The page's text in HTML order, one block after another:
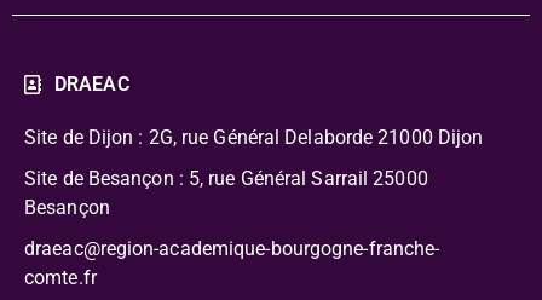
DRAEAC
Site de Dijon : 2G, rue Général Delaborde 21000 Dijon
Site de Besançon : 5, rue Général Sarrail 25000
Besançon
draeac@region-academique-bourgogne-franche-
comte.fr